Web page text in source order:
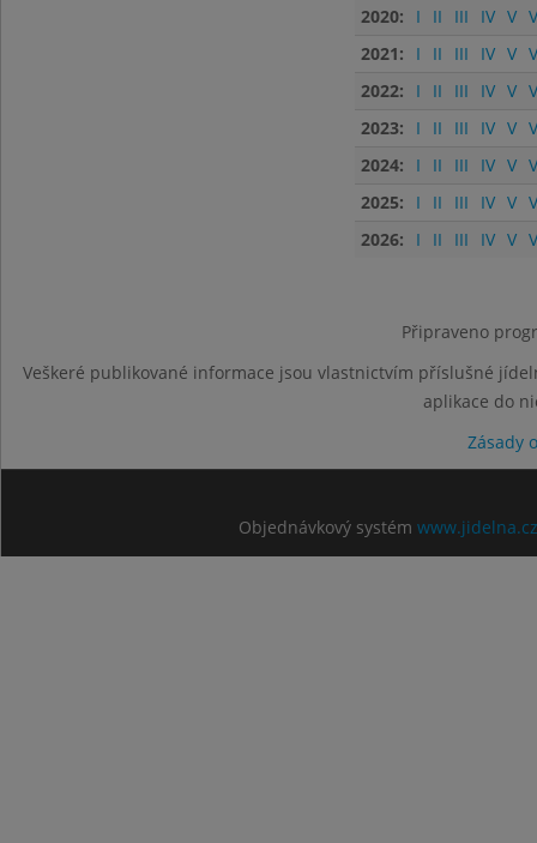
2020:
I II III IV V
2021:
I II III IV V
2022:
I II III IV V
2023:
I II III IV V
2024:
I II III IV V
2025:
I II III IV V
2026:
I II III IV V
Připraveno
Veškeré publikované informace jsou vlastnictvím příslušné
aplikace do
Zásady
Objednávkový systém www.jidelna.cz